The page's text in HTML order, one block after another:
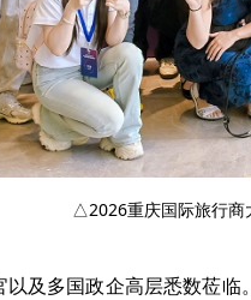
△2026重庆国际旅行商
及多国政企高层悉数莅